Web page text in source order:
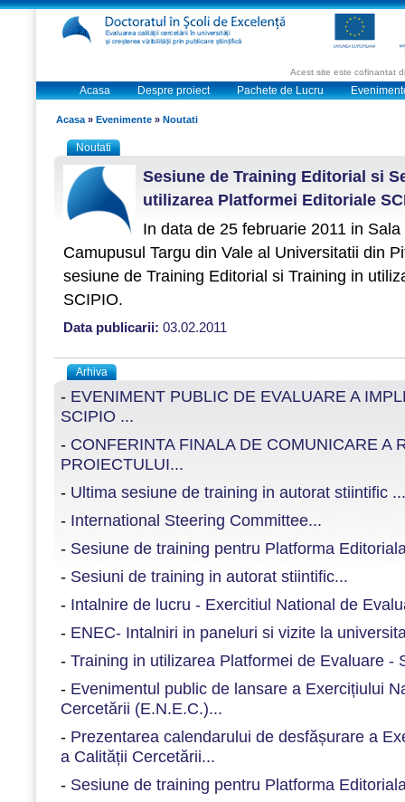
Acest site este cofinantat
Acasa Despre proiect Pachete de Lucru
Acasa » Evenimente » Noutati
Noutati
Sesiune de Training Editorial si
utilizarea Platformei Editoriale
In data de 25 februarie 2011 in
Camupusul Targu din Vale al Universitatii din
sesiune de Training Editorial si Training in
SCIPIO.
Data publicarii: 03.02.2011
Arhiva
- EVENIMENT PUBLIC DE EVALUARE A
SCIPIO ...
- CONFERINTA FINALA DE COMUNICARE A
PROIECTULUI...
- Ultima sesiune de training in autorat stiintific ...
- International Steering Committee...
- Sesiune de training pentru Platforma
- Sesiuni de training in autorat stiintific...
- Intalnire de lucru - Exercitiul National de
- ENEC- Intalniri in paneluri si vizite la
- Training in utilizarea Platformei de Evaluare -
- Evenimentul public de lansare a Exercițiului
Cercetării (E.N.E.C.)...
- Prezentarea calendarului de desfășurare a
a Calității Cercetării...
- Sesiune de training pentru Platforma